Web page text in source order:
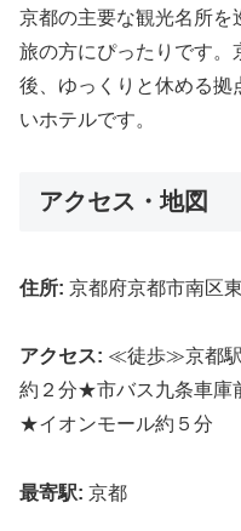
京都の主要な観光名所を
旅の方にぴったりです。
後、ゆっくりと休める拠
いホテルです。
アクセス・地図
住所: 京都府京都市南区
アクセス: ≪徒歩≫京都駅
約２分★市バス九条車庫
★イオンモール約５分
最寄駅: 京都